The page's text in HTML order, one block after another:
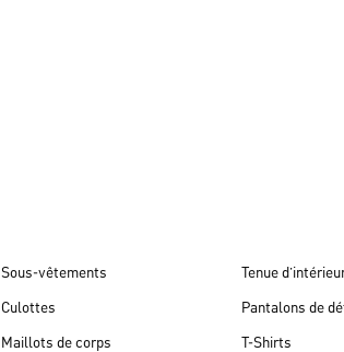
Sous-vêtements
Culottes
Maillots de corps
Tenue
Pantalons de
T-Shirts